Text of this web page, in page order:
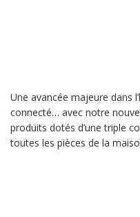
Une avancée majeure dans
connecté… avec notre
produits dotés d’une triple
toutes les pièces de la